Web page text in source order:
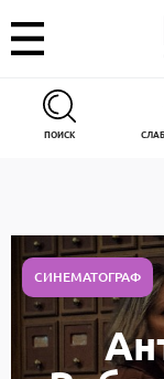
ПОИСК
СИНЕМАТОГРАФ